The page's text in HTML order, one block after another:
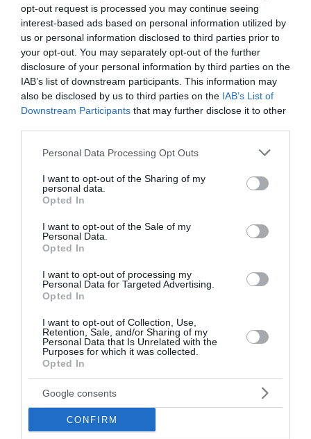
opt-out request is processed you may continue seeing
interest-based ads based on personal information utilized by
us or personal information disclosed to third parties prior to
your opt-out. You may separately opt-out of the further
disclosure of your personal information by third parties on the
IAB’s list of downstream participants. This information may
also be disclosed by us to third parties on the IAB’s List of
Downstream Participants that may further disclose it to other
Please note that this website/app uses one or more Google
not limited to your visit or usage behaviour. You may click to
grant or deny consent to Google and its third-party tags to
use your data for below specified purposes in below Google
consent section.
Personal Data Processing Opt Outs
I want to opt-out of the Sharing of my
personal data.
Opted In
I want to opt-out of the Sale of my
Personal Data.
Opted In
I want to opt-out of processing my
Personal Data for Targeted Advertising.
Opted In
I want to opt-out of Collection, Use,
Retention, Sale, and/or Sharing of my
Personal Data that Is Unrelated with the
Purposes for which it was collected.
Opted In
Google consents
CONFIRM
1 κόκκινη πιπεριά, χωρίς το κοτσάνι και τα σπόρια
3 ντομάτες χωρίς τον πυρήνα και κομμένες στη
μέση
1 μέτριο αγγούρι, χωρίς τα σπόρια
1 κρεμμύδι
2 σκελίδες σκόρδο
1/4 φλιτζάνι φρέσκα φύλλα βασιλικού ή δυόσμου
1/2 κ.γ. κύμινο τριμμένο
1 κ.γ. αλάτι
1/2 κ.γ. φρεσκοτριμμένο μαύρο πιπέρι
1/2 πιπέρι (προαιρετικά)